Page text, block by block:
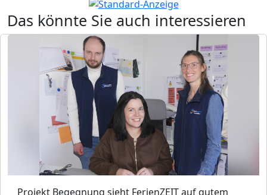
Das könnte Sie auch interessieren
Projekt Begegnung sieht FerienZEIT auf gutem